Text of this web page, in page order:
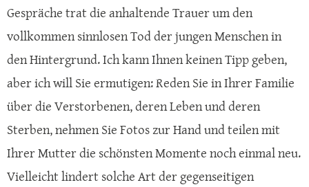
Gespräche trat die anhaltende Trauer um den
vollkommen sinnlosen Tod der jungen Menschen in
den Hintergrund. Ich kann Ihnen keinen Tipp geben,
aber ich will Sie ermutigen: Reden Sie in Ihrer Familie
über die Verstorbenen, deren Leben und deren
Sterben, nehmen Sie Fotos zur Hand und teilen mit
Ihrer Mutter die schönsten Momente noch einmal neu.
Vielleicht lindert solche Art der gegenseitigen